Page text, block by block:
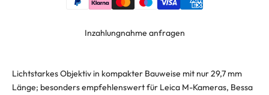
Inzahlungnahme anfragen
Lichtstarkes Objektiv in kompakter Bauweise mit nur 29,7 mm
Länge; besonders empfehlenswert für Leica M-Kameras, Bessa